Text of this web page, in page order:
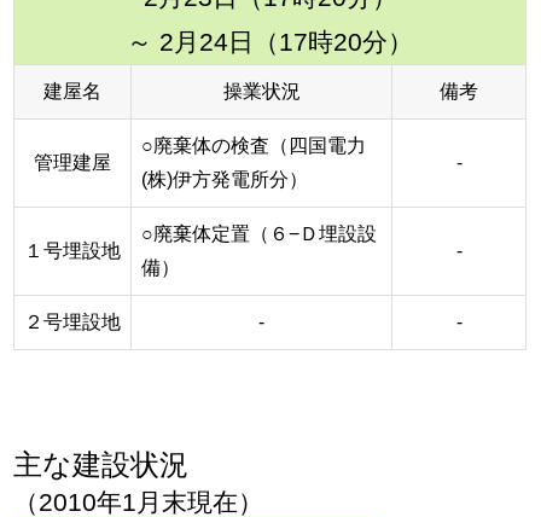
～ 2月24日（17時20分）
建屋名 操業状況 備考
管理建屋
○廃棄体の検査（四国電力
(株)伊方発電所分）
-
１号埋設地
○廃棄体定置（６−Ｄ埋設設
備）
-
２号埋設地 - -
主な建設状況
（2010年1月末現在）